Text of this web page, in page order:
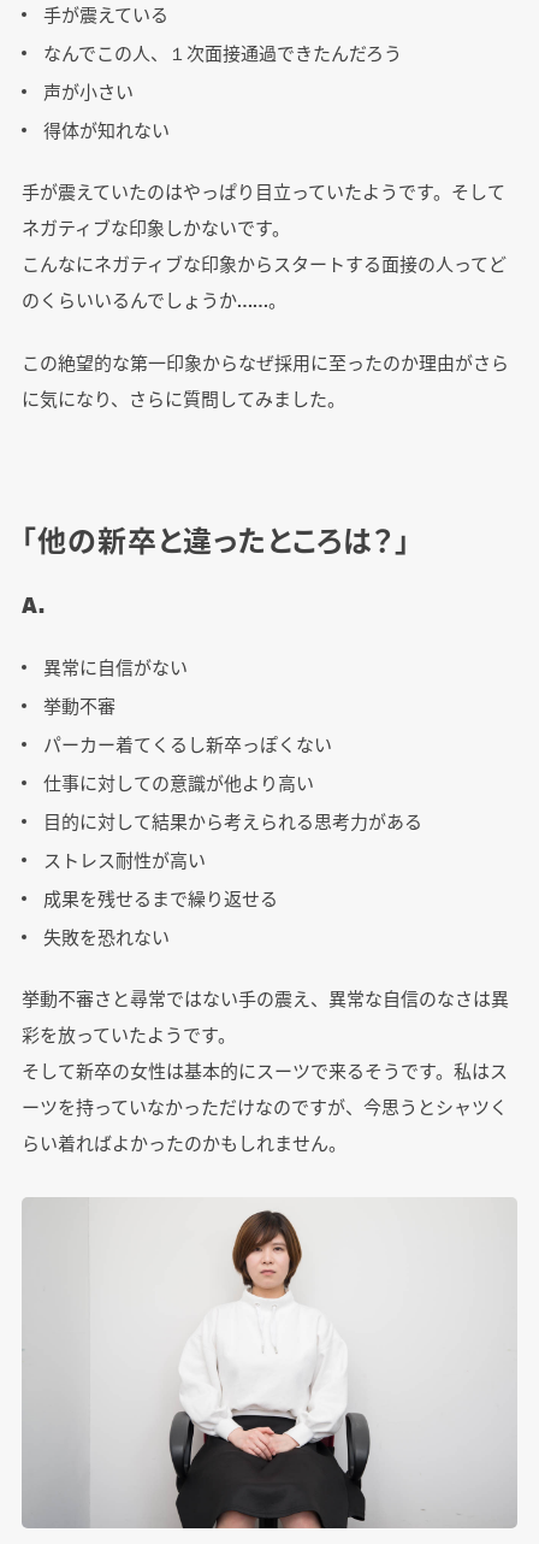
手が震えている
なんでこの人、１次面接通過できたんだろう
声が小さい
得体が知れない
手が震えていたのはやっぱり目立っていたようです。そして
ネガティブな印象しかないです。
こんなにネガティブな印象からスタートする面接の人ってど
のくらいいるんでしょうか……。
この絶望的な第一印象からなぜ採用に至ったのか理由がさら
に気になり、さらに質問してみました。
「他の新卒と違ったところは？」
A.
異常に自信がない
挙動不審
パーカー着てくるし新卒っぽくない
仕事に対しての意識が他より高い
目的に対して結果から考えられる思考力がある
ストレス耐性が高い
成果を残せるまで繰り返せる
失敗を恐れない
挙動不審さと尋常ではない手の震え、異常な自信のなさは異
彩を放っていたようです。
そして新卒の女性は基本的にスーツで来るそうです。私はス
ーツを持っていなかっただけなのですが、今思うとシャツく
らい着ればよかったのかもしれません。